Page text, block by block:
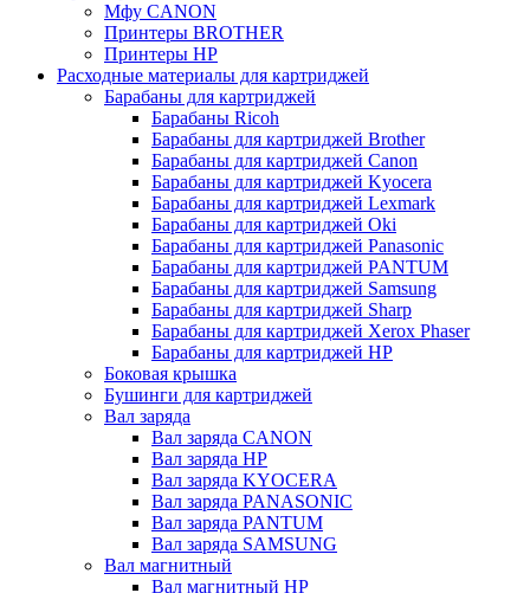
Мфу CANON
Принтеры BROTHER
Принтеры HP
Расходные материалы для картриджей
Барабаны для картриджей
Барабаны Ricoh
Барабаны для картриджей Brother
Барабаны для картриджей Canon
Барабаны для картриджей Kyocera
Барабаны для картриджей Lexmark
Барабаны для картриджей Oki
Барабаны для картриджей Panasonic
Барабаны для картриджей PANTUM
Барабаны для картриджей Samsung
Барабаны для картриджей Sharp
Барабаны для картриджей Xerox Phaser
Барабаны для картриджей НР
Боковая крышка
Бушинги для картриджей
Вал заряда
Вал заряда CANON
Вал заряда HP
Вал заряда KYOCERA
Вал заряда PANASONIC
Вал заряда PANTUM
Вал заряда SAMSUNG
Вал магнитный
Вал магнитный HP